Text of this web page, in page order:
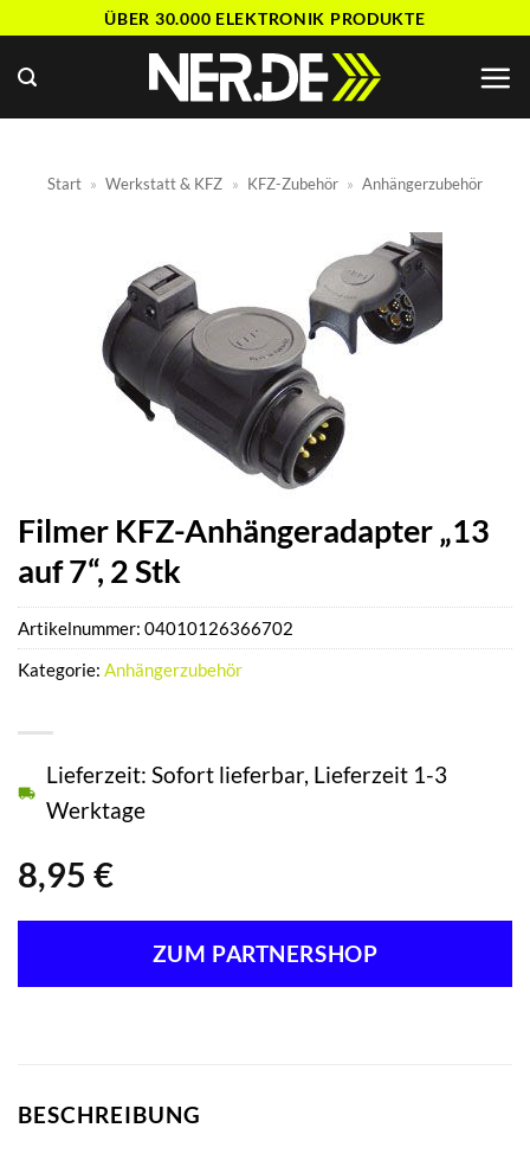
springen
ÜBER 30.000 ELEKTRONIK PRODUKTE
Start » Werkstatt & KFZ » KFZ-Zubehör » Anhängerzubehör
Filmer KFZ-Anhängeradapter „13
auf 7“, 2 Stk
8,95 €
Lieferzeit: Sofort lieferbar, Lieferzeit 1-3
Werktage
ZUM PARTNERSHOP
Artikelnummer: 04010126366702
Kategorie: Anhängerzubehör
BESCHREIBUNG